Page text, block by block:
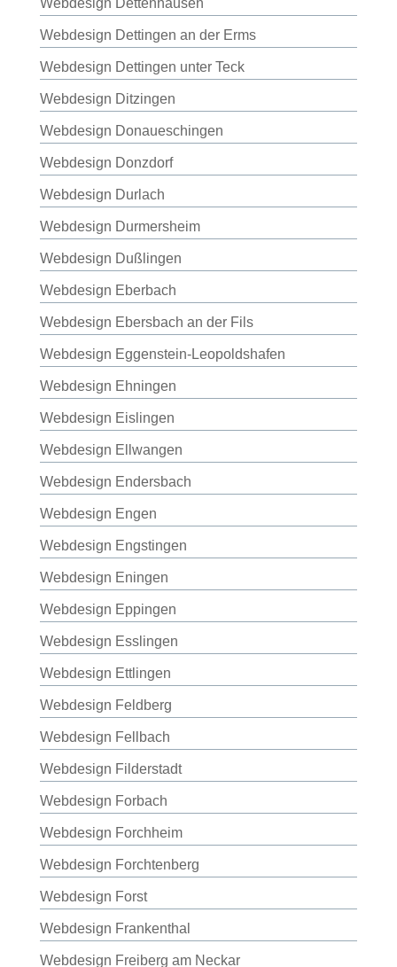
Webdesign Dettenhausen
Webdesign Dettingen an der Erms
Webdesign Dettingen unter Teck
Webdesign Ditzingen
Webdesign Donaueschingen
Webdesign Donzdorf
Webdesign Durlach
Webdesign Durmersheim
Webdesign Dußlingen
Webdesign Eberbach
Webdesign Ebersbach an der Fils
Webdesign Eggenstein-Leopoldshafen
Webdesign Ehningen
Webdesign Eislingen
Webdesign Ellwangen
Webdesign Endersbach
Webdesign Engen
Webdesign Engstingen
Webdesign Eningen
Webdesign Eppingen
Webdesign Esslingen
Webdesign Ettlingen
Webdesign Feldberg
Webdesign Fellbach
Webdesign Filderstadt
Webdesign Forbach
Webdesign Forchheim
Webdesign Forchtenberg
Webdesign Forst
Webdesign Frankenthal
Webdesign Freiberg am Neckar